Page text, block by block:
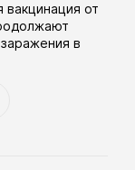
вакцинация от
в